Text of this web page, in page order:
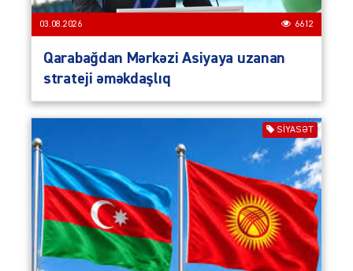
03.08.2026 6612
Qarabağdan Mərkəzi Asiyaya uzanan
strateji əməkdaşlıq
SIYASƏT